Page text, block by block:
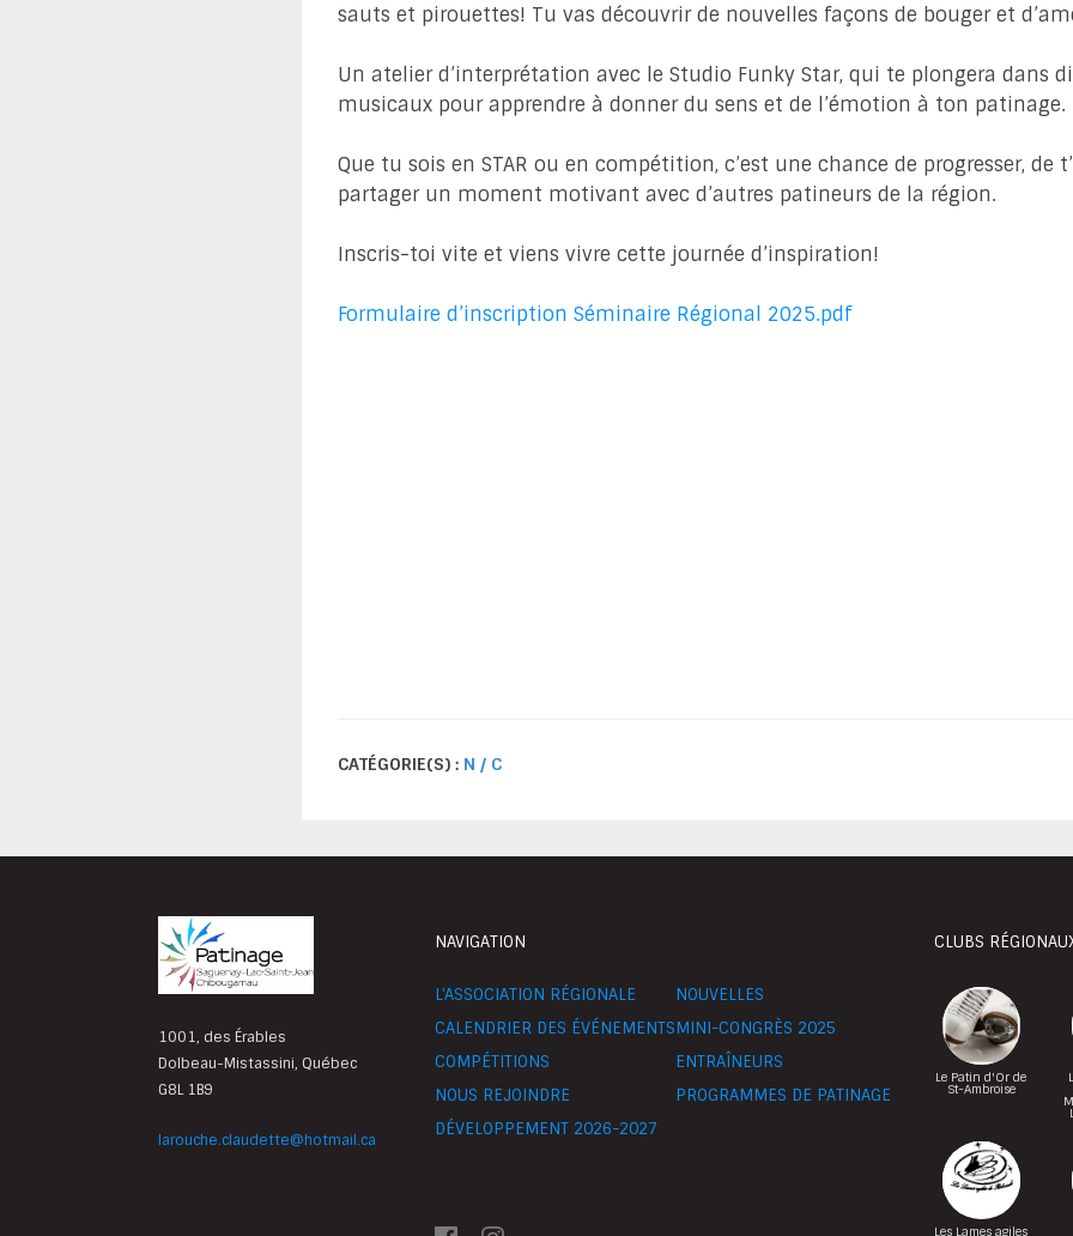
sauts et pirouettes! Tu vas découvrir de nouvelles façons de bouger et
Un atelier d’interprétation avec le Studio Funky Star, qui te plongera dans
musicaux pour apprendre à donner du sens et de l’émotion à ton patinage.
Que tu sois en STAR ou en compétition, c’est une chance de progresser, de
partager un moment motivant avec d’autres patineurs de la région.
Inscris-toi vite et viens vivre cette journée d’inspiration!
Formulaire d’inscription Séminaire Régional 2025.pdf
CATÉGORIE(S) : N / C
1001, des Érables
Dolbeau-Mistassini, Québec
G8L 1B9
larouche.claudette@hotmail.ca
NAVIGATION
L'ASSOCIATION RÉGIONALE
NOUVELLES
CALENDRIER DES ÉVÉNEMENTSMINI-CONGRÈS 2025
COMPÉTITIONS
ENTRAÎNEURS
NOUS REJOINDRE
PROGRAMMES DE PATINAGE
DÉVELOPPEMENT 2026-2027
CLUBS
Le Patin d'Or de
St-Ambroise
Les Lames agiles